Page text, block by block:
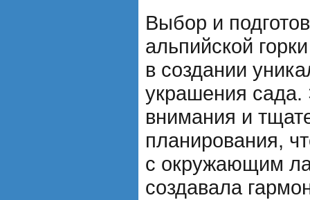
Выбор и
альпийской
в создании
украшения сада.
внимания и
планирования,
с окружающим
создавала